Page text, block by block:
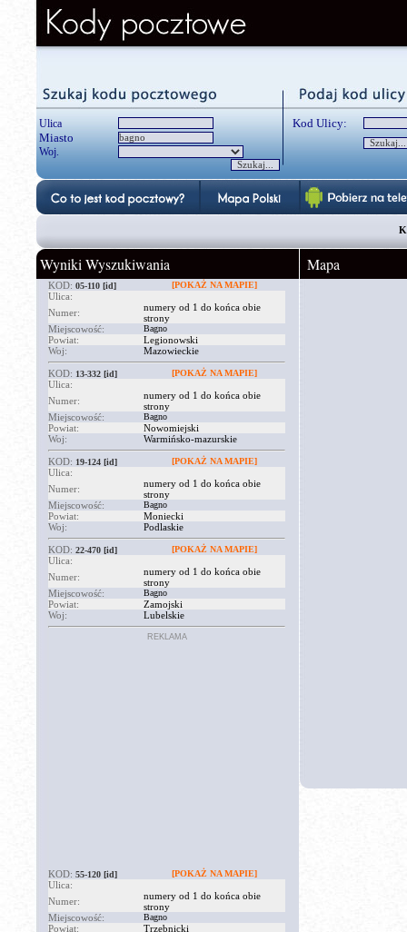
Ulica
Miasto
Woj.
Kod Ulicy:
Wyniki Wyszukiwania
KOD: 05-110 [id] [POKAŻ NA MAPIE]
Ulica:
Numer:
numery od 1 do końca obie
strony
Miejscowość:
Bagno
Powiat:
Legionowski
Woj:
Mazowieckie
KOD: 13-332 [id] [POKAŻ NA MAPIE]
Ulica:
Numer:
numery od 1 do końca obie
strony
Miejscowość:
Bagno
Powiat:
Nowomiejski
Woj:
Warmińsko-mazurskie
KOD: 19-124 [id] [POKAŻ NA MAPIE]
Ulica:
Numer:
numery od 1 do końca obie
strony
Miejscowość:
Bagno
Powiat:
Moniecki
Woj:
Podlaskie
KOD: 22-470 [id] [POKAŻ NA MAPIE]
Ulica:
Numer:
numery od 1 do końca obie
strony
Miejscowość:
Bagno
Powiat:
Zamojski
Woj:
Lubelskie
REKLAMA
KOD: 55-120 [id] [POKAŻ NA MAPIE]
Ulica:
Numer:
numery od 1 do końca obie
strony
Miejscowość:
Bagno
Powiat:
Trzebnicki
Mapa